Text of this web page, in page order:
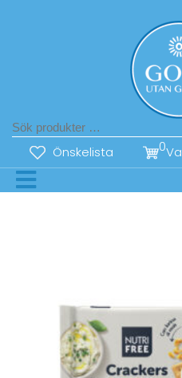
Önskelista 0